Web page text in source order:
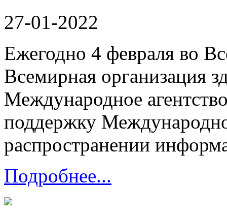
27-01-2022
Ежегодно 4 февраля во
Всемирная организация
Международное
поддержку
распространении
Подробнее...